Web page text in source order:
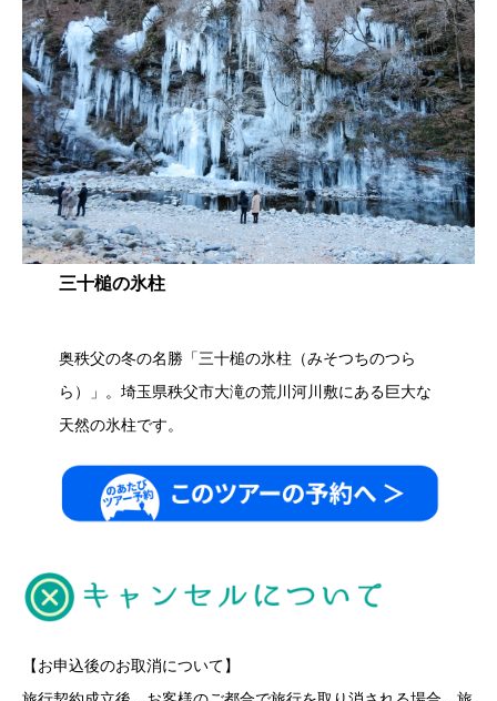
三十槌の氷柱
奥秩父の冬の名勝「三十槌の氷柱（みそつちのつら
ら）」。埼玉県秩父市大滝の荒川河川敷にある巨大な
天然の氷柱です。
【お申込後のお取消について】